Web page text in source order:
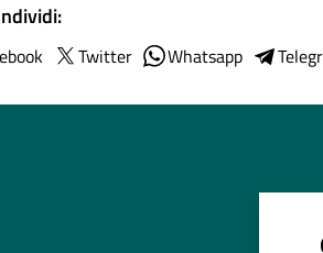
Twitter Whatsapp